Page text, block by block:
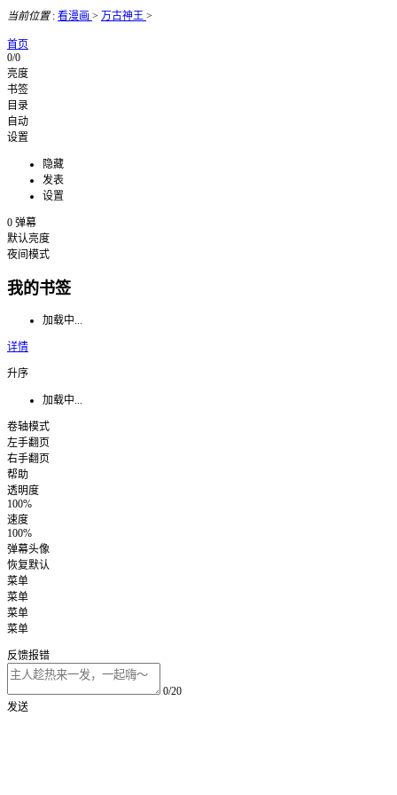
当前位置: 看漫画 > 万古神王 >
首页
0/0
亮度
书签
目录
自动
设置
隐藏
发表
设置
0 弹幕
默认亮度
夜间模式
我的书签
加载中...
详情
升序
加载中...
卷轴模式
左手翻页
右手翻页
帮助
透明度
100%
速度
100%
弹幕头像
恢复默认
菜单
菜单
菜单
菜单
反馈报错
0/20
发送